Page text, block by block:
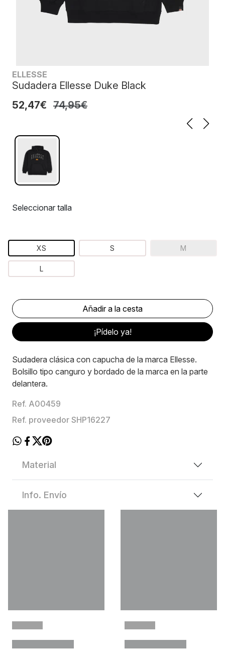
ELLESSE
Sudadera Ellesse Duke Black
52,47€ 74,95€
Seleccionar talla
XS S M
L
¡Pídelo ya!
Sudadera clásica con capucha de la marca Ellesse.
Bolsillo tipo canguro y bordado de la marca en la parte
delantera.
Ref. A00459
Ref. proveedor SHP16227
Material
Info. Envío